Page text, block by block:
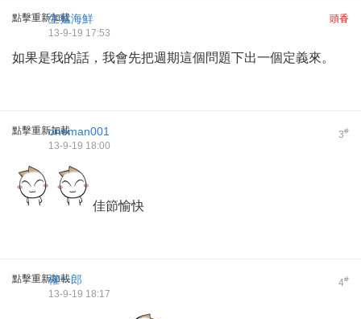
點擊重新加載 頭香
生猛海鮮
13-9-19 17:53
如果是我的話，我會先把週期這個問題下出一個定義來。
點擊重新加載 3#
oneman001
13-9-19 18:00
佳節愉快
點擊重新加載 4#
權一郎
13-9-19 18:17